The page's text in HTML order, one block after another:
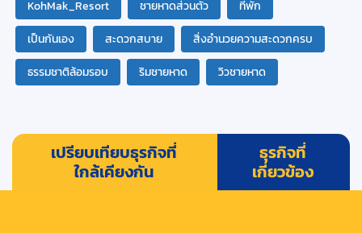
KohMak_Resort ชายหาดส่วนตัว
ที่พัก
เป็นกันเอง
สะดวกสบาย
สิ่งอำนวยความสะดวกครบ
ธรรมชาติล้อมรอบ
ริมชายหาด วิวชายหาด
เปรียบเทียบธุรกิจที่
ใกล้เคียงกัน
ธุรกิจที่
เกี่ยวข้อง